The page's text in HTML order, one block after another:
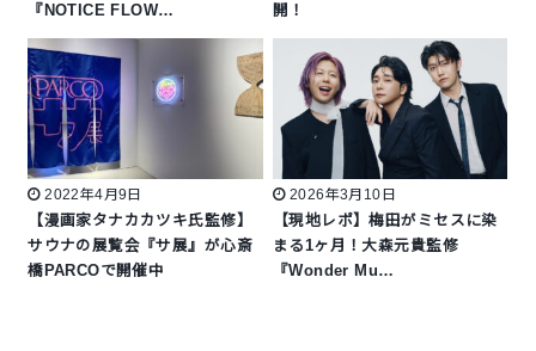
『NOTICE FLOW…
開！
2022年4月9日
【漫画家タナカカツキ氏監修】
サウナの展覧会『サ展』が心斎
橋PARCOで開催中
2026年3月10日
【現地レポ】梅田がミセスに染
まる1ヶ月！大森元貴監修
『Wonder Mu…